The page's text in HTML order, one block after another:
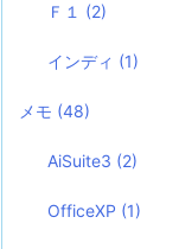
Ｆ１ (2)
インディ (1)
メモ (48)
AiSuite3 (2)
OfficeXP (1)